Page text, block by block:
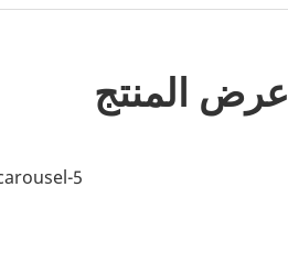
عرض المنتج